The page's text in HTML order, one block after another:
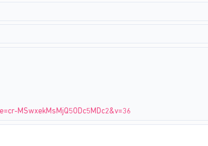
MSwxekMsMjQ5ODc5MDc2&v=36